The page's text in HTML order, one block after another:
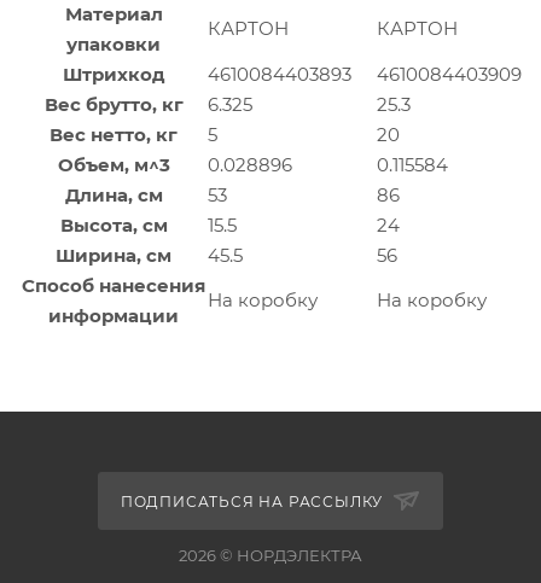
Материал
упаковки
КАРТОН
КАРТОН
Штрихкод
4610084403893
4610084403909
Вес брутто, кг
6.325
25.3
Вес нетто, кг
5
20
Объем, м^3
0.028896
0.115584
Длина, см
53
86
Высота, см
15.5
24
Ширина, см
45.5
56
Способ нанесения
информации
На коробку На коробку
ПОДПИСАТЬСЯ НА РАССЫЛКУ
2026 © НОРДЭЛЕКТРА